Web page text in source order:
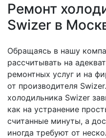
Ремонт
Swizer в
Обращаясь в нашу
рассчитывать на
ремонтных услуг и на
от производителя
холодильника Swizer
как на устранение
считанные минуты, а
иногда требуют от